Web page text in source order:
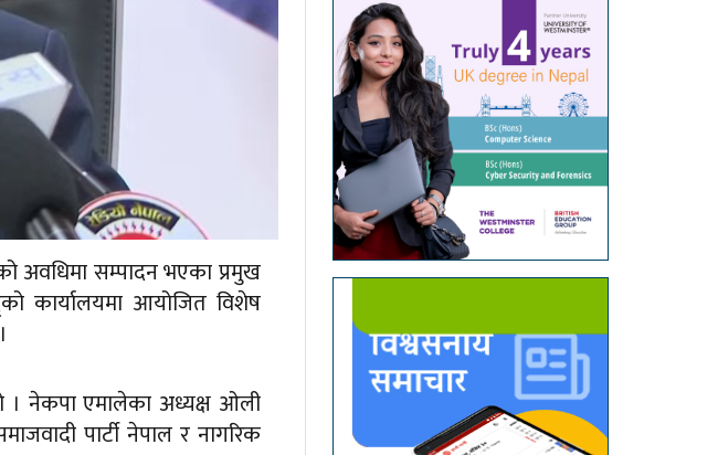
अवधिमा सम्पादन भएका प्रमुख
कार्यालयमा आयोजित विशेष
। नेकपा एमालेका अध्यक्ष ओली
पार्टी नेपाल र नागरिक